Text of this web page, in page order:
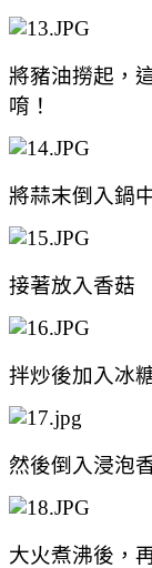
將豬油撈起，
唷！
將蒜末倒入鍋
接著放入香菇
拌炒後加入冰
然後倒入浸泡
大火煮沸後，